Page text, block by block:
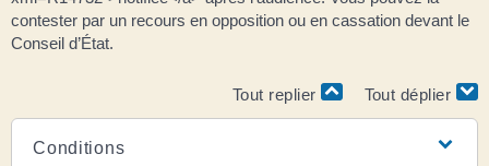
contester par un recours en opposition ou en cassation devant le
Conseil d’État.
Tout replier Tout déplier
Conditions